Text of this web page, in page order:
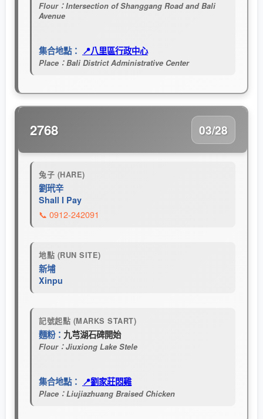
Flour：Intersection of Shanggang Road and Bali
Avenue
集合地點： 📍八里區行政中心
Place：Bali District Administrative Center
2768 03/28
兔子 (HARE)
劉玳辛
Shall I Pay
📞 0912-242091
地點 (RUN SITE)
新埔
Xinpu
記號起點 (MARKS START)
麵粉： 九芎湖石碑開始
Flour：Jiuxiong Lake Stele
集合地點： 📍劉家莊悶雞
Place：Liujiazhuang Braised Chicken